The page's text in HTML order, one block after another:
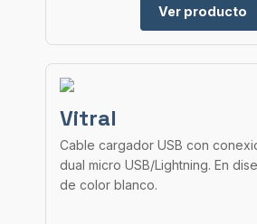
Ver producto
Vitral
Cable cargador USB con
dual micro USB/Lightning. En
de color blanco.